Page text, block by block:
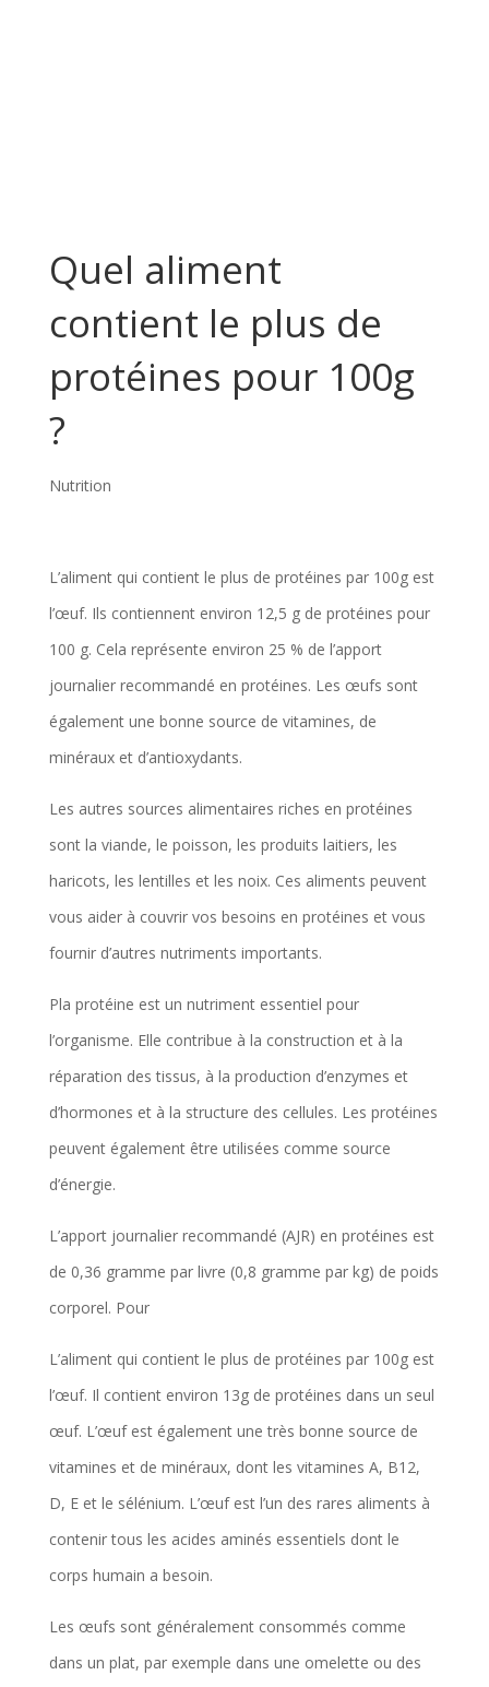
Quel aliment
contient le plus de
protéines pour 100g
?
Nutrition
L’aliment qui contient le plus de protéines par 100g est
l’œuf. Ils contiennent environ 12,5 g de protéines pour
100 g. Cela représente environ 25 % de l’apport
journalier recommandé en protéines. Les œufs sont
également une bonne source de vitamines, de
minéraux et d’antioxydants.
Les autres sources alimentaires riches en protéines
sont la viande, le poisson, les produits laitiers, les
haricots, les lentilles et les noix. Ces aliments peuvent
vous aider à couvrir vos besoins en protéines et vous
fournir d’autres nutriments importants.
Pla protéine est un nutriment essentiel pour
l’organisme. Elle contribue à la construction et à la
réparation des tissus, à la production d’enzymes et
d’hormones et à la structure des cellules. Les protéines
peuvent également être utilisées comme source
d’énergie.
L’apport journalier recommandé (AJR) en protéines est
de 0,36 gramme par livre (0,8 gramme par kg) de poids
corporel. Pour
L’aliment qui contient le plus de protéines par 100g est
l’œuf. Il contient environ 13g de protéines dans un seul
œuf. L’œuf est également une très bonne source de
vitamines et de minéraux, dont les vitamines A, B12,
D, E et le sélénium. L’œuf est l’un des rares aliments à
contenir tous les acides aminés essentiels dont le
corps humain a besoin.
Les œufs sont généralement consommés comme
dans un plat, par exemple dans une omelette ou des